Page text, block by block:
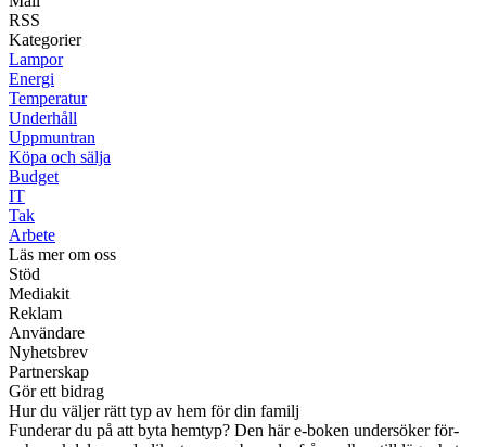
RSS
Kategorier
Lampor
Energi
Temperatur
Underhåll
Uppmuntran
Köpa och sälja
Budget
IT
Tak
Arbete
Läs mer om oss
Stöd
Mediakit
Reklam
Användare
Nyhetsbrev
Partnerskap
Gör ett bidrag
Hur du väljer rätt typ av hem för din familj
Funderar du på att byta hemtyp? Den här e-boken undersöker för-